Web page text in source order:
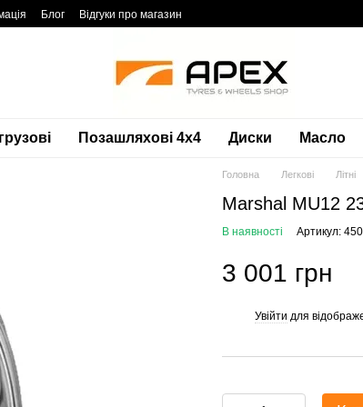
Блог Відгуки про магазин
Позашляхові 4х4 Диски Масло
Головна Легкові Літні
Marshal MU12
В наявності Артикул:
3 001 грн
Увійти для